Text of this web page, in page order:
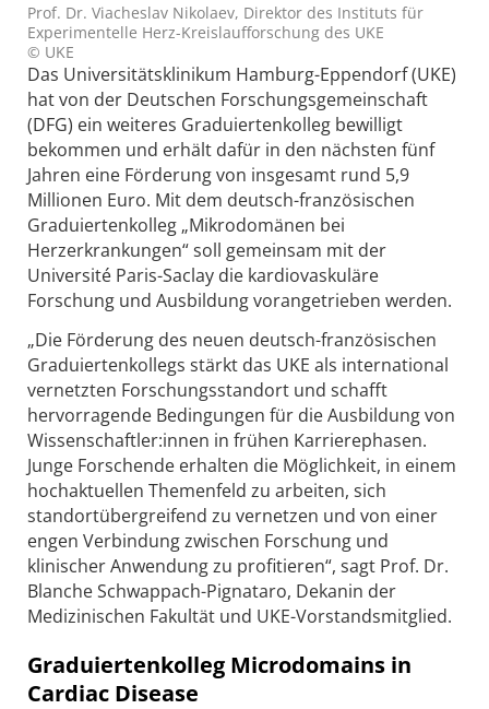
Prof. Dr. Viacheslav Nikolaev, Direktor des Instituts für
Experimentelle Herz-Kreislaufforschung des UKE
© UKE
Das Universitätsklinikum Hamburg-Eppendorf (UKE)
hat von der Deutschen Forschungsgemeinschaft
(DFG) ein weiteres Graduiertenkolleg bewilligt
bekommen und erhält dafür in den nächsten fünf
Jahren eine Förderung von insgesamt rund 5,9
Millionen Euro. Mit dem deutsch-französischen
Graduiertenkolleg „Mikrodomänen bei
Herzerkrankungen“ soll gemeinsam mit der
Université Paris-Saclay die kardiovaskuläre
Forschung und Ausbildung vorangetrieben werden.
„Die Förderung des neuen deutsch-französischen
Graduiertenkollegs stärkt das UKE als international
vernetzten Forschungsstandort und schafft
hervorragende Bedingungen für die Ausbildung von
Wissenschaftler:innen in frühen Karrierephasen.
Junge Forschende erhalten die Möglichkeit, in einem
hochaktuellen Themenfeld zu arbeiten, sich
standortübergreifend zu vernetzen und von einer
engen Verbindung zwischen Forschung und
klinischer Anwendung zu profitieren“, sagt Prof. Dr.
Blanche Schwappach-Pignataro, Dekanin der
Medizinischen Fakultät und UKE-Vorstandsmitglied.
Graduiertenkolleg Microdomains in
Cardiac Disease